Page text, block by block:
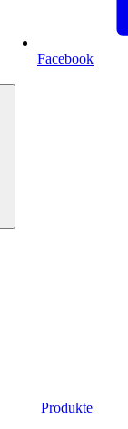
Facebook
Produkte